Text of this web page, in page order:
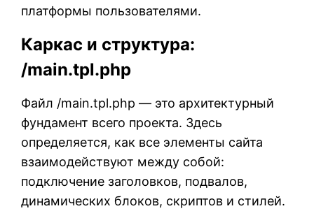
платформы пользователями.
Каркас и структура:
/main.tpl.php
Файл /main.tpl.php — это архитектурный
фундамент всего проекта. Здесь
определяется, как все элементы сайта
взаимодействуют между собой:
подключение заголовков, подвалов,
динамических блоков, скриптов и стилей.